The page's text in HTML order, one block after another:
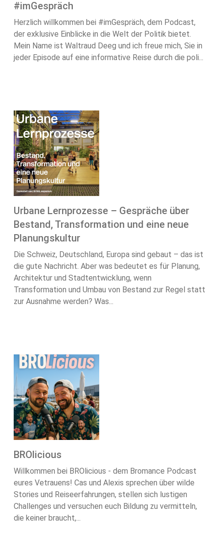
#imGespräch
Herzlich willkommen bei #imGespräch, dem Podcast,
der exklusive Einblicke in die Welt der Politik bietet.
Mein Name ist Waltraud Deeg und ich freue mich, Sie in
jeder Episode auf eine informative Reise durch die poli...
Urbane Lernprozesse – Gespräche über
Bestand, Transformation und eine neue
Planungskultur
Die Schweiz, Deutschland, Europa sind gebaut – das ist
die gute Nachricht. Aber was bedeutet es für Planung,
Architektur und Stadtentwicklung, wenn
Transformation und Umbau von Bestand zur Regel statt
zur Ausnahme werden? Was...
BROlicious
Willkommen bei BROlicious - dem Bromance Podcast
eures Vetrauens! Cas und Alexis sprechen über wilde
Stories und Reiseerfahrungen, stellen sich lustigen
Challenges und versuchen euch Bildung zu vermitteln,
die keiner braucht,...